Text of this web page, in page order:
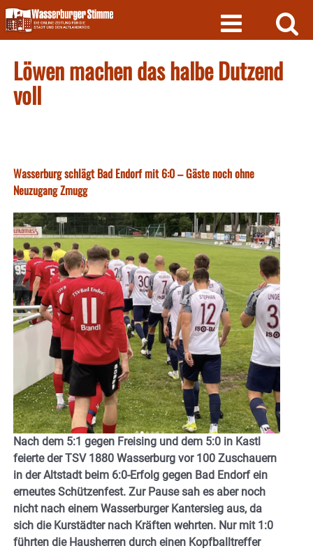
Skip
to
content
Löwen machen das halbe Dutzend
voll
Wasserburg schlägt Bad Endorf mit 6:0 – Gäste noch ohne
Neuzugang Zmugg
Nach dem 5:1 gegen Freising und dem 5:0 in Kastl
feierte der TSV 1880 Wasserburg vor 100 Zuschauern
in der Altstadt beim 6:0-Erfolg gegen Bad Endorf ein
erneutes Schützenfest. Zur Pause sah es aber noch
nicht nach einem Wasserburger Kantersieg aus, da
sich die Kurstädter nach Kräften wehrten. Nur mit 1:0
führten die Hausherren durch einen Kopfballtreffer